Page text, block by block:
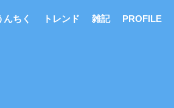
んちく トレンド 雑記 PROFILE